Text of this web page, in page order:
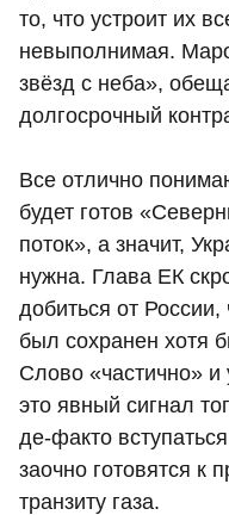
то, что устроит их
невыполнимая.
звёзд с неба»,
долгосрочный
Все отлично
будет готов
поток», а значит,
нужна. Глава ЕК
добиться от России,
был сохранен хотя
Слово «частично» и
это явный сигнал
де-факто
заочно готовятся к
транзиту газа.